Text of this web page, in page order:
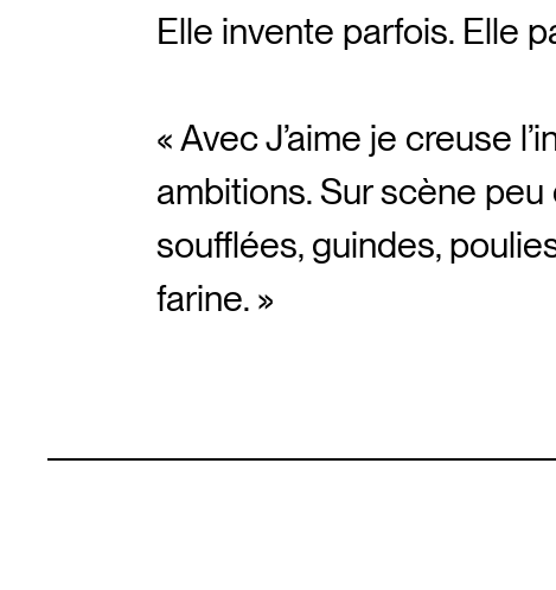
Elle invente parfois. Elle
« Avec J’aime je creuse
ambitions. Sur scène
soufflées, guindes,
farine. »